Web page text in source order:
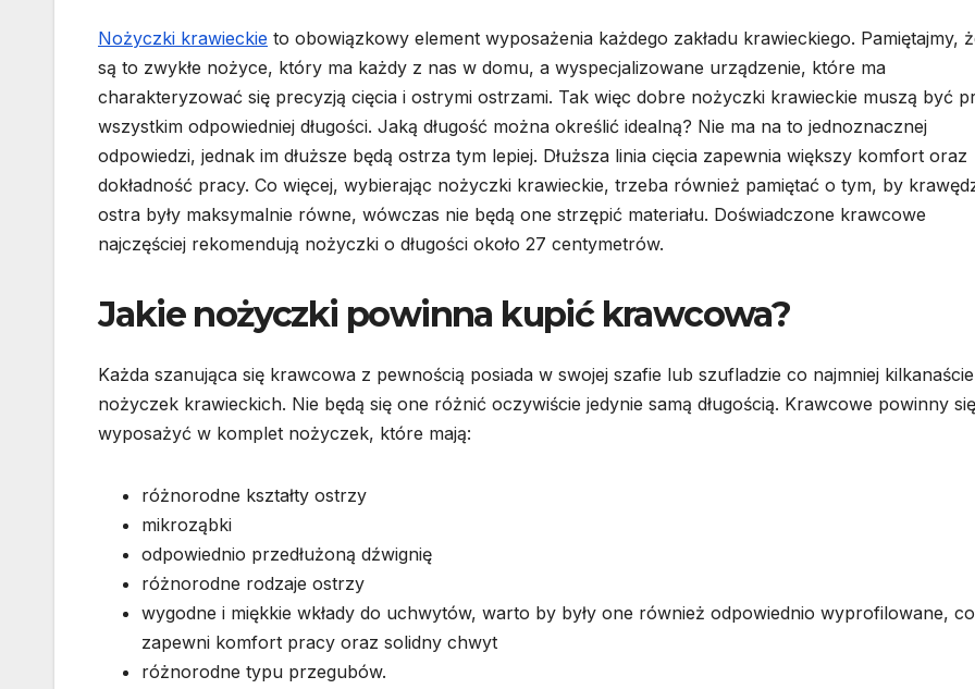
Nożyczki krawieckie to obowiązkowy element wyposażenia każdego zakładu krawieckiego. Pamiętajmy,
są to zwykłe nożyce, który ma każdy z nas w domu, a wyspecjalizowane urządzenie, które ma
charakteryzować się precyzją cięcia i ostrymi ostrzami. Tak więc dobre nożyczki krawieckie muszą być
wszystkim odpowiedniej długości. Jaką długość można określić idealną? Nie ma na to jednoznacznej
odpowiedzi, jednak im dłuższe będą ostrza tym lepiej. Dłuższa linia cięcia zapewnia większy komfort oraz
dokładność pracy. Co więcej, wybierając nożyczki krawieckie, trzeba również pamiętać o tym, by
ostra były maksymalnie równe, wówczas nie będą one strzępić materiału. Doświadczone krawcowe
najczęściej rekomendują nożyczki o długości około 27 centymetrów.
Jakie nożyczki powinna kupić krawcowa?
Każda szanująca się krawcowa z pewnością posiada w swojej szafie lub szufladzie co najmniej
nożyczek krawieckich. Nie będą się one różnić oczywiście jedynie samą długością. Krawcowe powinny się
wyposażyć w komplet nożyczek, które mają:
różnorodne kształty ostrzy
mikroząbki
odpowiednio przedłużoną dźwignię
różnorodne rodzaje ostrzy
wygodne i miękkie wkłady do uchwytów, warto by były one również odpowiednio wyprofilowane, co
zapewni komfort pracy oraz solidny chwyt
różnorodne typu przegubów.